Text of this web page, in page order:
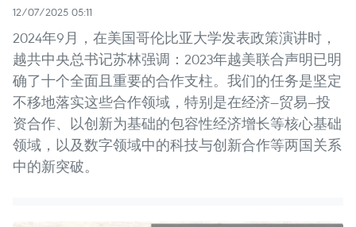
12/07/2025 05:11
2024年9月，在美国哥伦比亚大学发表政策演讲时，
越共中央总书记苏林强调：2023年越美联合声明已明
确了十个全面且重要的合作支柱。我们的任务是坚定
不移地落实这些合作领域，特别是在经济—贸易—投
资合作、以创新为基础的包容性经济增长等核心基础
领域，以及数字领域中的科技与创新合作等两国关系
中的新突破。